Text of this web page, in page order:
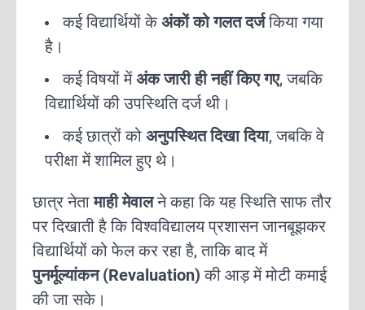
कई विद्यार्थियों केअंकों को गलत दर्जकिया गया
है।
कई विषयों मेंअंक जारी ही नहीं किए गए, जबकि
विद्यार्थियों की उपस्थिति दर्ज थी।
कई छात्रों को अनुपस्थित दिखा दिया, जबकि वे
परीक्षा में शामिल हुए थे।
छात्र नेतामाही मेवालने कहा कि यह स्थिति साफ तौर
पर दिखाती है कि विश्वविद्यालय प्रशासन जानबूझकर
विद्यार्थियों को फेल कर रहा है, ताकि बाद में
पुनर्मूल्यांकन (Revaluation) की आड़ में मोटी कमाई
की जा सके।